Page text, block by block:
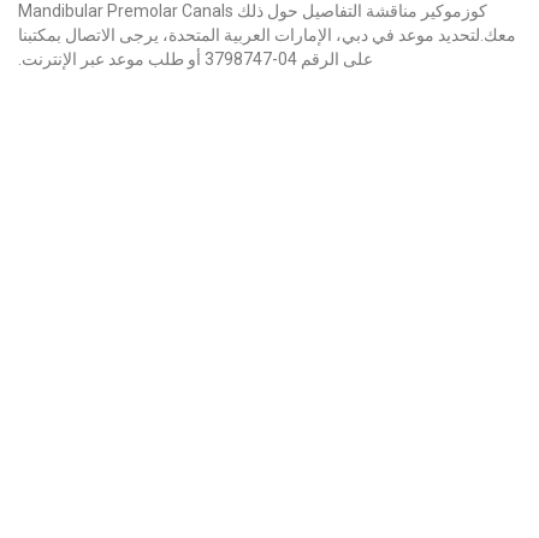
كوزموكير مناقشة التفاصيل حول ذلك Mandibular Premolar Canals
معك.لتحديد موعد في دبي، الإمارات العربية المتحدة، يرجى الاتصال بمكتبنا
على الرقم 04-3798747 أو طلب موعد عبر الإنترنت.